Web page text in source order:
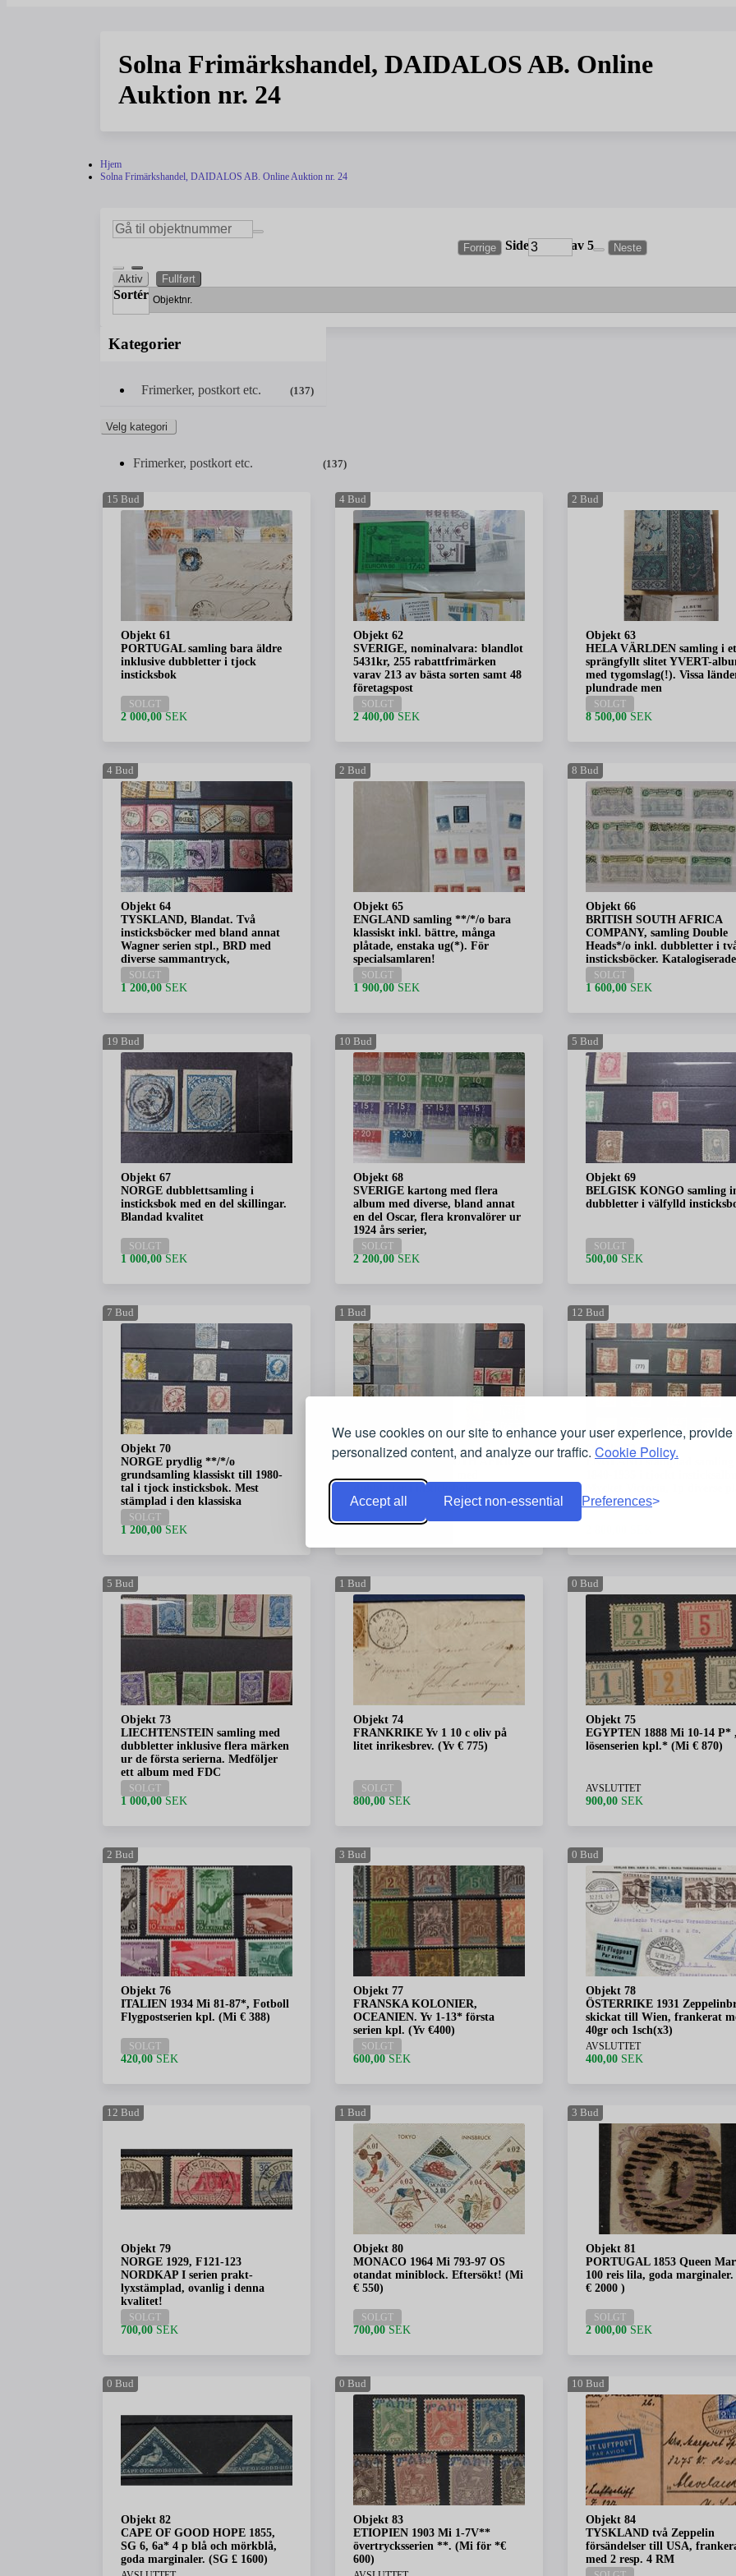
We use cookies on our site to enhance your user experience, provide
personalized content, and analyze our traffic. Cookie Policy.
Accept all Reject non-essential Preferences
Solna Frimärkshandel, DAIDALOS AB. Online
Auktion nr. 24
Hjem
Solna Frimärkshandel, DAIDALOS AB. Online Auktion nr. 24
Forrige Side av 5 Neste
Aktiv Fullført
Sortér
Kategorier
Frimerker, postkort etc. (137)
Velg kategori
Frimerker, postkort etc. (137)
15 Bud
Objekt 61
PORTUGAL samling bara äldre
inklusive dubbletter i tjock
insticksbok
SOLGT
2 000,00 SEK
4 Bud
Objekt 62
SVERIGE, nominalvara: blandlot
5431kr, 255 rabattfrimärken
varav 213 av bästa sorten samt 48
företagspost
SOLGT
2 400,00SEK
2 Bud
Objekt 63
HELA VÄRLDEN samling i
sprängfyllt slitet YVERT-
med tygomslag(!). Vissa
plundrade men
SOLGT
8 500,00SEK
4 Bud
Objekt 64
TYSKLAND, Blandat. Två
insticksböcker med bland annat
Wagner serien stpl., BRD med
diverse sammantryck,
SOLGT
1 200,00 SEK
2 Bud
Objekt 65
ENGLAND samling **/*/o bara
klassiskt inkl. bättre, många
plåtade, enstaka ug(*). För
specialsamlaren!
SOLGT
1 900,00SEK
8 Bud
Objekt 66
BRITISH SOUTH AFRICA
COMPANY, samling Double
Heads*/o inkl. dubbletter i
insticksböcker. Katalogiserade
SOLGT
1 600,00SEK
19 Bud
Objekt 67
NORGE dubblettsamling i
insticksbok med en del skillingar.
Blandad kvalitet
SOLGT
1 000,00 SEK
10 Bud
Objekt 68
SVERIGE kartong med flera
album med diverse, bland annat
en del Oscar, flera kronvalörer ur
1924 års serier,
SOLGT
2 200,00SEK
5 Bud
Objekt 69
BELGISK KONGO samling
dubbletter i välfylld
SOLGT
500,00SEK
7 Bud
Objekt 70
NORGE prydlig **/*/o
grundsamling klassiskt till 1980-
tal i tjock insticksbok. Mest
stämplad i den klassiska
SOLGT
1 200,00 SEK
1 Bud
Objekt 71
RHODESIA och SOUTH AFRICA
dubbletter i insticksbok
12 Bud
Objekt 72
ENGLAND stämplad samling
och stämplar,
5 Bud
Objekt 73
LIECHTENSTEIN samling med
dubbletter inklusive flera märken
ur de första serierna. Medföljer
ett album med FDC
SOLGT
1 000,00 SEK
1 Bud
Objekt 74
FRANKRIKE Yv 1 10 c oliv på
litet inrikesbrev. (Yv € 775)
SOLGT
800,00SEK
0 Bud
Objekt 75
EGYPTEN 1888 Mi 10-14 P*
lösenserien kpl.* (Mi € 870)
AVSLUTTET
900,00SEK
2 Bud
Objekt 76
ITALIEN 1934 Mi 81-87*, Fotboll
Flygpostserien kpl. (Mi € 388)
SOLGT
420,00 SEK
3 Bud
Objekt 77
FRANSKA KOLONIER,
OCEANIEN. Yv 1-13* första
serien kpl. (Yv €400)
SOLGT
600,00SEK
0 Bud
Objekt 78
ÖSTERRIKE 1931
skickat till Wien, frankerat
40gr och 1sch(x3)
AVSLUTTET
400,00SEK
12 Bud
Objekt 79
NORGE 1929, F121-123
NORDKAP I serien prakt-
lyxstämplad, ovanlig i denna
kvalitet!
SOLGT
700,00 SEK
1 Bud
Objekt 80
MONACO 1964 Mi 793-97 OS
otandat miniblock. Eftersökt! (Mi
€ 550)
SOLGT
700,00SEK
3 Bud
Objekt 81
PORTUGAL 1853 Queen
100 reis lila, goda
€ 2000 )
SOLGT
2 000,00SEK
0 Bud
Objekt 82
CAPE OF GOOD HOPE 1855,
SG 6, 6a* 4 p blå och mörkblå,
goda marginaler. (SG £ 1600)
0 Bud
Objekt 83
ETIOPIEN 1903 Mi 1-7V**
övertrycksserien **. (Mi för *€
600)
10 Bud
Objekt 84
TYSKLAND två Zeppelin
försändelser till USA,
med 2 resp. 4 RM